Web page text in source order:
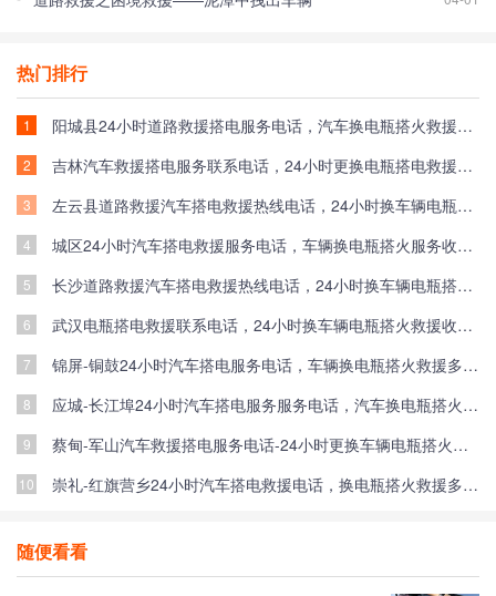
热门排行
1 阳城县24小时道路救援搭电服务电话，汽车换电瓶搭火救援收费标准
2 吉林汽车救援搭电服务联系电话，24小时更换电瓶搭电救援一般多少钱
3 左云县道路救援汽车搭电救援热线电话，24小时换车辆电瓶搭电救援多少钱
4 城区24小时汽车搭电救援服务电话，车辆换电瓶搭火服务收费标准
5 长沙道路救援汽车搭电救援热线电话，24小时换车辆电瓶搭火救援服务一般多少钱
6 武汉电瓶搭电救援联系电话，24小时换车辆电瓶搭火救援收费标准
7 锦屏-铜鼓24小时汽车搭电服务电话，车辆换电瓶搭火救援多少钱
8 应城-长江埠24小时汽车搭电服务服务电话，汽车换电瓶搭火服务多少钱
9 蔡甸-军山汽车救援搭电服务电话-24小时更换车辆电瓶搭火救援
10 崇礼-红旗营乡24小时汽车搭电救援电话，换电瓶搭火救援多少钱
随便看看